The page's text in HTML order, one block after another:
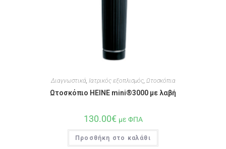
Διαγνωστικά, Ιατρικός εξοπλισμός, Ωτοσκόπια
Ωτοσκόπιο HEINE mini®3000 με λαβή
130.00€ με ΦΠΑ
Προσθήκη στο καλάθι